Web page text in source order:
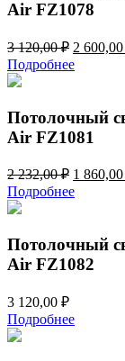
Air FZ1078
3 120,00₽
цена
120,00 ₽.
2 600,00
Подробнее
Потолочный
Air FZ1081
2 232,00₽
цена
232,00 ₽.
1 860,00
Подробнее
Потолочный
Air FZ1082
3 120,00 ₽
Подробнее